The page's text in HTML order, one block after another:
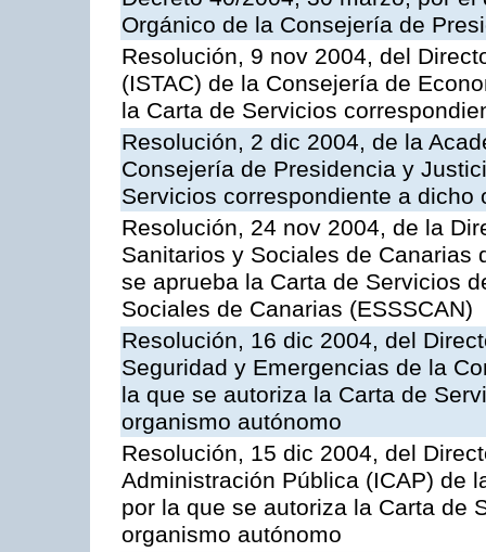
Orgánico de la Consejería de
Resolución, 9 nov 2004, del
(ISTAC) de la Consejería de
la Carta de Servicios
Resolución, 2 dic 2004, de la
Consejería de Presidencia y
Servicios correspondiente a dicho
Resolución, 24 nov 2004, de la
Sanitarios y Sociales de Canarias
se aprueba la Carta de Servicios
Sociales de Canarias (ESSSCAN)
Resolución, 16 dic 2004, del
Seguridad y Emergencias de la
la que se autoriza la Carta de
organismo autónomo
Resolución, 15 dic 2004, del
Administración Pública (ICAP) de
por la que se autoriza la Carta de
organismo autónomo